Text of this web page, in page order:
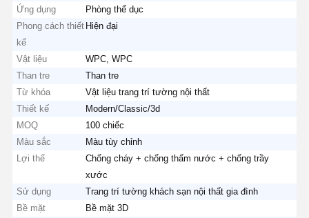
Ứng dụng
Phòng thể dục
Phong cách thiết
kế
Hiện đại
Vật liệu
WPC, WPC
Than tre
Than tre
Từ khóa
Vật liệu trang trí tường nội thất
Thiết kế
Modern/Classic/3d
MOQ
100 chiếc
Màu sắc
Màu tùy chỉnh
Lợi thế
Chống cháy + chống thấm nước + chống trầy
xước
Sử dụng
Trang trí tường khách sạn nội thất gia đình
Bề mặt
Bề mặt 3D